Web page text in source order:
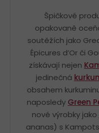
Špičkové
opakovaně
soutěžích jako
Épicures d’Or či
získávají nejen
jedinečná
obsahem
naposledy Green
nové výrobky jako
ananas) s